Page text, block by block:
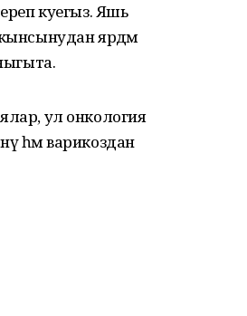
куегыз. Яшь
ярдәм
ул онкология
һәм варикоздан